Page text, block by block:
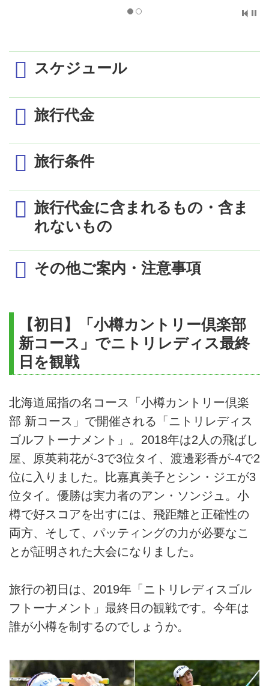
スケジュール
1日目 9/1
羽田・中部・伊丹・関西発 ✈ 新千歳着
送迎車にて小樽CCへ。「2019ニトリレディスゴル
フトーナメント」観戦
終盤からの観戦となりますので、予めご了承くだ
さい。
ブルックスCCでの18Hプレーへ
変更ができます。＜キャディ付き・歩き＞
ワインやシャンパンとともに新感覚の創作中国料
理をお愉しみください。
札幌グランドホテル泊
2日目 9/2
送迎車にてゴルフ場へ
CLUB ONOFFプレミアムツアーゴルフコンペ開催
小樽カントリー倶楽部にて18Hプレー 7:30頃スタ
ート
<キャディ付き・歩き>
トーナメント翌日のコースをお楽しみください。
プレー後、表彰式＆パーティ
送迎車にてホテルへ
札幌グランドホテル泊
3日目 9/3
ゴルフ場送迎車にてゴルフ場へ
8:20頃スタート
<キャディ付き・乗用カート利用>
ゴルフ場送迎車にて空港へ
新千歳発 ✈ 関西・伊丹・中部・羽田着
2日目、3日目の朝食はクラブハウスにてご
用意します。
旅行代金
発着地
旅行代金
中 部
240,000
旅行条件
募集人員
20名(最少催行人員12名)
1名様より受付
1回、パーティ1回付
添乗員
いずれかの発着地または現地より
利用バス会社
株式会社AIR／道美観光バス
＊参加人数によりタクシーまたは
旅行代金に含まれるもの・含ま
れないもの
日程に明記した宿泊代金
日程に明記したゴルフプレー代金(グリーン
フィ・利用税・諸経費・キャディフィ・ロ
クラブにおけるカートフィを含む)
日程に明記した送迎代金(但し一部ゴルフ場
送迎車の利用もあります)
旅行条件に明記した食事代金
日程に明記したコンペパーティ代
コンペ賞品代
添乗員または現地係員費用
旅行代金の消費税
1名1室利用追加代金
ージに対して規定の重量を超えた場合)
その他ご案内・注意事項
【初日】「小樽カントリー倶楽部
新コース」でニトリレディス最終
日を観戦
北海道屈指の名コース「小樽カントリー倶楽
部 新コース」で開催される「ニトリレディス
ゴルフトーナメント」。2018年は2人の飛ばし
屋、原英莉花が-3で3位タイ、渡邊彩香が-4で2
位に入りました。比嘉真美子とシン・ジエが3
位タイ。優勝は実力者のアン・ソンジュ。小
樽で好スコアを出すには、飛距離と正確性の
両方、そして、パッティングの力が必要なこ
とが証明された大会になりました。
旅行の初日は、2019年「ニトリレディスゴル
フトーナメント」最終日の観戦です。今年は
誰が小樽を制するのでしょうか。